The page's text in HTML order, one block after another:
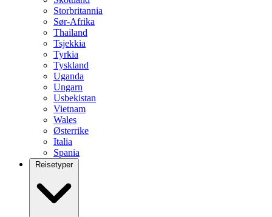
Storbritannia
Sør-Afrika
Thailand
Tsjekkia
Tyrkia
Tyskland
Uganda
Ungarn
Usbekistan
Vietnam
Wales
Østerrike
Italia
Spania
Reisetyper